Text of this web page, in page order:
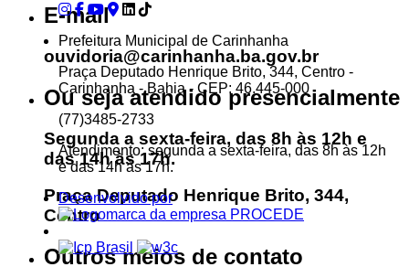
E-mail
ouvidoria@carinhanha.ba.gov.br
Ou seja atendido presencialmente
Segunda a sexta-feira, das 8h às 12h e
das 14h às 17h.
Praça Deputado Henrique Brito, 344,
Centro
Outros meios de contato
Prefeitura Municipal de Carinhanha
Praça Deputado Henrique Brito, 344, Centro -
Carinhanha - Bahia - CEP: 46.445-000
(77)3485-2733
Atendimento: segunda a sexta-feira, das 8h às 12h
e das 14h às 17h.
Desenvolvido por